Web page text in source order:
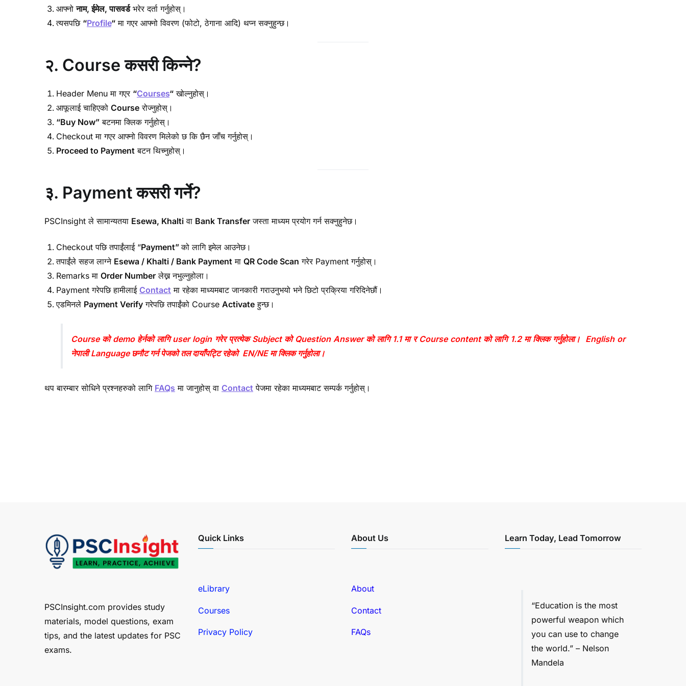
आफ्नोनाम, ईमेल, पासवर्डभरेर दर्ता गर्नुहोस्।
त्यसपछि “Profile“ मा गएर आफ्नो विवरण (फोटो, ठेगाना आदि) थप्न सक्नुहुन्छ।
२. Course कसरी किन्ने?
Header Menu मा गएर “Courses“ खोल्नुहोस्।
आफूलाई चाहिएकोCourse रोज्नुहोस्।
“Buy Now” बटनमा क्लिक गर्नुहोस्।
Checkout मा गएर आफ्नो विवरण मिलेको छ कि छैन जाँच गर्नुहोस्।
Proceed to Payment बटन थिच्नुहोस्।
३. Payment कसरी गर्ने?
PSCInsight ले सामान्यतया Esewa, Khalti वा Bank Transfer जस्ता माध्यम प्रयोग गर्न सक्नुहुनेछ।
Checkout पछि तपाईंलाई “Payment”को लागि इमेल आउनेछ।
तपाईंले सहज लाग्ने Esewa / Khalti / Bank Payment माQR Code Scan गरेर Payment गर्नुहोस्।
Remarks माOrder Number लेख्न नभुल्नुहोला।
Payment गरेपछि हामीलाईContact मा रहेका माध्यमबाट जानकारी गराउनुभयो भने छिटो प्रक्रिया गरिदिनेछौं।
एडमिनले Payment Verify गरेपछि तपाईंको Course Activate हुन्छ।
Course को demo हेर्नको लागि user login गरेर प्रत्येक Subject को Question Answer को लागि 1.1 मा र Course content को लागि 1.2 मा क्लिक गर्नुहोला। English or
नेपाली Language छनौट गर्न पेजको तल दायाँपट्टि रहेको EN/NE मा क्लिक गर्नुहोला।
थप बारम्बार सोधिने प्रश्नहरुको लागि FAQs मा जानुहोस् वा Contact पेजमा रहेका माध्यमबाट सम्पर्क गर्नुहोस्।
PSCInsight.com provides study
materials, model questions, exam
tips, and the latest updates for PSC
exams.
Quick Links
eLibrary
Courses
Privacy Policy
About Us
About
Contact
FAQs
Learn Today, Lead Tomorrow
“Education is the most
powerful weapon which
you can use to change
the world.” – Nelson
Mandela